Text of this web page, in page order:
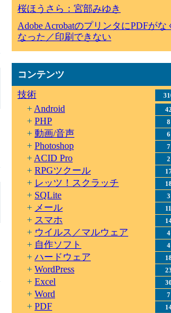
桜ほうさら：宮部みゆき
Adobe AcrobatのプリンタにPDFがな
なった／印刷できない
コンテンツ
技術
Android 42
PHP 8
動画/音声 6
Photoshop 7
ACID Pro 2
RPGツクール
レッツ！スクラッチ
SQLite 3
メール 11
スマホ
ウイルス／マルウェア 4
自作ソフト 4
ハードウェア
WordPress 23
Excel 30
Word 7
PDF